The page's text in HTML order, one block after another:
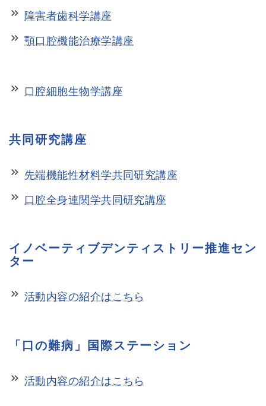
keyboard_double_arrow_right 障害者歯科学講座
keyboard_double_arrow_right 顎口腔機能治療学講座
keyboard_double_arrow_right 口腔細胞生物学講座
共同研究講座
keyboard_double_arrow_right 先端機能性材料学共同研究講座
keyboard_double_arrow_right 口腔全身連関学共同研究講座
イノベーティブデンティストリー推進セン
ター
keyboard_double_arrow_right 活動内容の紹介はこちら
「口の難病」国際ステーション
keyboard_double_arrow_right 活動内容の紹介はこちら